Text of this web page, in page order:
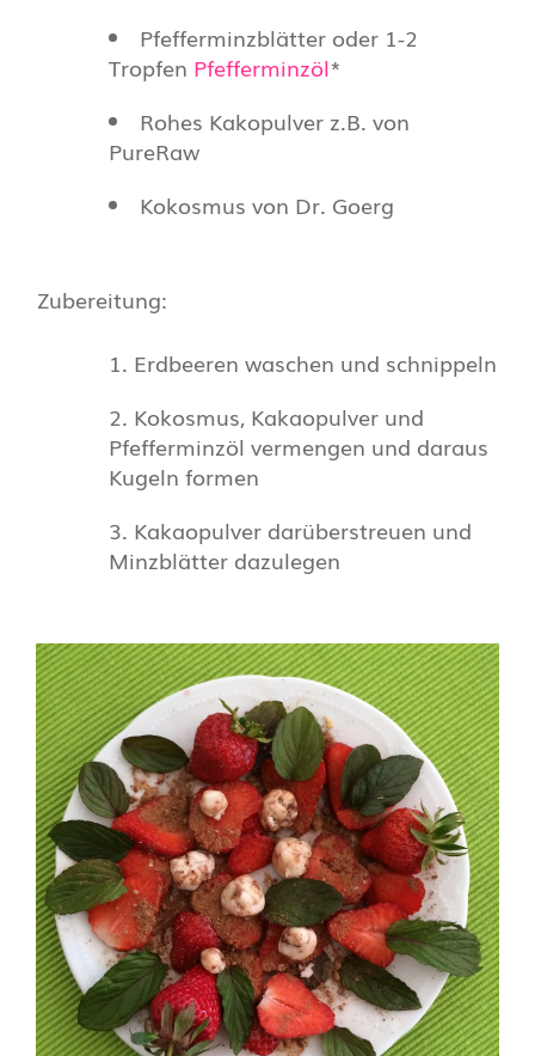
Pfefferminzblätter oder 1-2
Tropfen Pfefferminzöl*
Rohes Kakopulver z.B. von
PureRaw
Kokosmus von Dr. Goerg
Zubereitung:
Erdbeeren waschen und schnippeln
Kokosmus, Kakaopulver und
Pfefferminzöl vermengen und daraus
Kugeln formen
Kakaopulver darüberstreuen und
Minzblätter dazulegen